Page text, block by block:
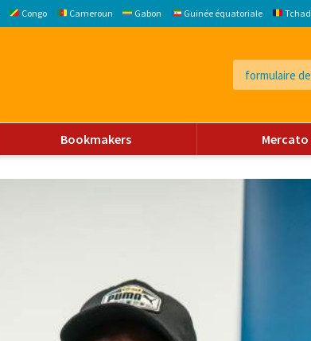
Congo Cameroun Gabon Guinée équatoriale Tchad
Bookmakers Mercato